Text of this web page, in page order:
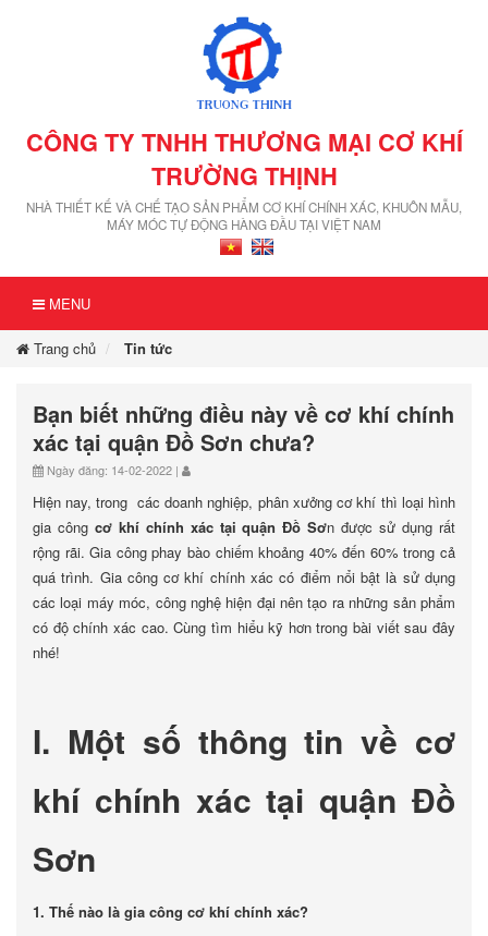
CÔNG TY TNHH THƯƠNG MẠI CƠ KHÍ
TRƯỜNG THỊNH
NHÀ THIẾT KẾ VÀ CHẾ TẠO SẢN PHẨM CƠ KHÍ CHÍNH XÁC, KHUÔN MẪU,
MÁY MÓC TỰ ĐỘNG HÀNG ĐẦU TẠI VIỆT NAM
MENU
Trang chủ Tin tức
Bạn biết những điều này về cơ khí chính
xác tại quận Đồ Sơn chưa?
Ngày đăng: 14-02-2022 |
Hiện nay, trong các doanh nghiệp, phân xưởng cơ khí thì loại hình
gia công cơ khí chính xác tại quận Đồ Sơn được sử dụng rất
rộng rãi. Gia công phay bào chiếm khoảng 40% đến 60% trong cả
quá trình. Gia công cơ khí chính xác có điểm nổi bật là sử dụng
các loại máy móc, công nghệ hiện đại nên tạo ra những sản phẩm
có độ chính xác cao. Cùng tìm hiểu kỹ hơn trong bài viết sau đây
nhé!
I. Một số thông tin về cơ
khí chính xác tại quận Đồ
Sơn
1. Thế nào là gia công cơ khí chính xác?